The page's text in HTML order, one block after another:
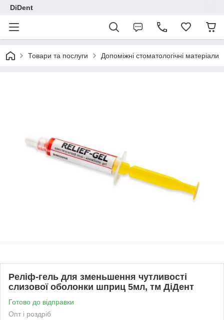
DiDent
Товари та послуги Допоміжні стоматологічні матеріали
Реліф-гель для зменьшення чутливості
слизової оболонки шприц 5мл, тм ДіДент
Готово до відправки
Опт і роздріб